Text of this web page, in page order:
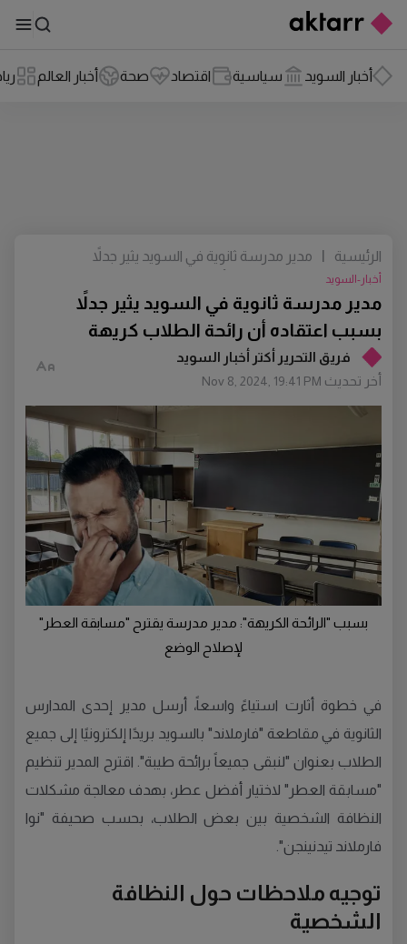
أخبار السويد سياسية اقتصاد صحة أخبار العالم
فريق التحرير أكتر أخبار السويد
أخر تحديث Nov 8, 2024, 19:41 PM
مدير مدرسة ثانوية في السويد يثير جدلاً
بسبب اعتقاده أن رائحة الطلاب كريهة
أخبار-السويد
الرئيسية
مدير مدرسة ثانوية في السويد يثير جدلاً
بسبب "الرائحة الكريهة": مدير مدرسة يقترح "مسابقة العطر"
لإصلاح الوضع
في خطوة أثارت استياءً واسعاً، أرسل مدير إحدى المدارس
الثانوية في مقاطعة "فارملاند" بالسويد بريدًا إلكترونيًا إلى جميع
الطلاب بعنوان "لنبقى جميعاً برائحة طيبة". اقترح المدير تنظيم
"مسابقة العطر" لاختيار أفضل عطر، بهدف معالجة مشكلات
النظافة الشخصية بين بعض الطلاب، بحسب صحيفة "نوا
فارملاند تيدنينجن".
توجيه ملاحظات حول النظافة
الشخصية